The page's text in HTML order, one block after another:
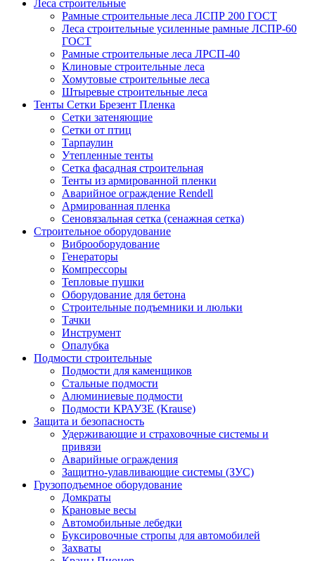
Леса строительные
Рамные строительные леса ЛСПР 200 ГОСТ
Леса строительные усиленные рамные ЛСПР-60
ГОСТ
Рамные строительные леса ЛРСП-40
Клиновые строительные леса
Хомутовые строительные леса
Штыревые строительные леса
Тенты Сетки Брезент Пленка
Сетки затеняющие
Сетки от птиц
Тарпаулин
Утепленные тенты
Сетка фасадная строительная
Тенты из армированной пленки
Аварийное ограждение Rendell
Армированная пленка
Сеновязальная сетка (сенажная сетка)
Строительное оборудование
Виброоборудование
Генераторы
Компрессоры
Тепловые пушки
Оборудование для бетона
Строительные подъемники и люльки
Тачки
Инструмент
Опалубка
Подмости строительные
Подмости для каменщиков
Стальные подмости
Алюминиевые подмости
Подмости КРАУЗЕ (Krause)
Защита и безопасность
Удерживающие и страховочные системы и
привязи
Аварийные ограждения
Защитно-улавливающие системы (ЗУС)
Грузоподъемное оборудование
Домкраты
Крановые весы
Автомобильные лебедки
Буксировочные стропы для автомобилей
Захваты